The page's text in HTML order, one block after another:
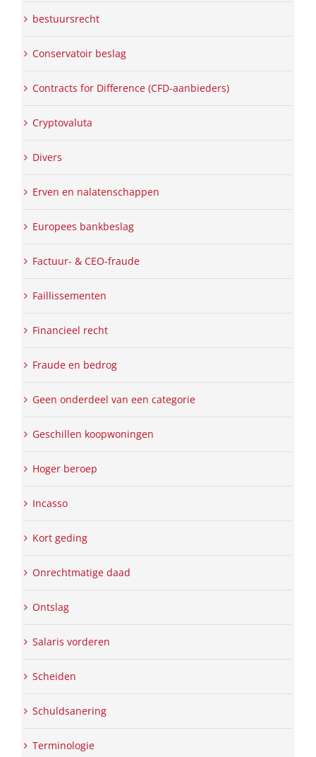
bestuursrecht
Conservatoir beslag
Contracts for Difference (CFD-aanbieders)
Cryptovaluta
Divers
Erven en nalatenschappen
Europees bankbeslag
Factuur- & CEO-fraude
Faillissementen
Financieel recht
Fraude en bedrog
Geen onderdeel van een categorie
Geschillen koopwoningen
Hoger beroep
Incasso
Kort geding
Onrechtmatige daad
Ontslag
Salaris vorderen
Scheiden
Schuldsanering
Terminologie